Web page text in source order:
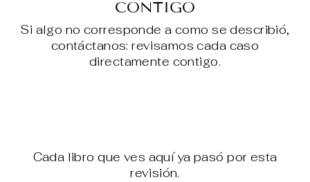
CONTIGO
Si algo no corresponde a como se describió,
contáctanos: revisamos cada caso
directamente contigo.
Cada libro que ves aquí ya pasó por esta
revisión.